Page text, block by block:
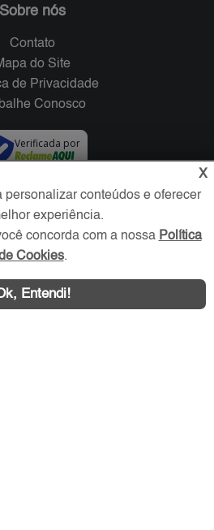
Sobre nós
Contato
do Site
de Privacidade
Conosco
Verificada por
Sociais
X
personalizar conteúdos e oferecer
experiência.
concorda com a nossa Política
Cookies.
Entendi!